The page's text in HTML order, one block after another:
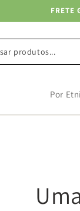
FRETE
Por
produtos...